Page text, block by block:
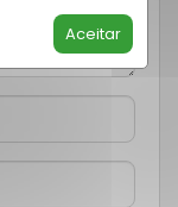
Aceitar